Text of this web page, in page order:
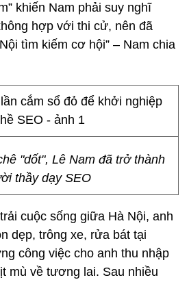
khiến Nam phải suy nghĩ
hợp với thi cử, nên đã
tìm kiếm cơ hội” – Nam chia
"dốt", Lê Nam đã trở thành
thầy dạy SEO
cuộc sống giữa Hà Nội, anh
dẹp, trông xe, rửa bát tại
công việc cho anh thu nhập
mù về tương lai. Sau nhiều